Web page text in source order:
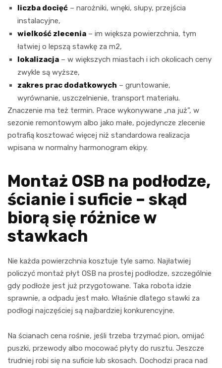
liczba docięć – narożniki, wnęki, słupy, przejścia
instalacyjne,
wielkość zlecenia – im większa powierzchnia, tym
łatwiej o lepszą stawkę za m2,
lokalizacja – w większych miastach i ich okolicach ceny
zwykle są wyższe,
zakres prac dodatkowych – gruntowanie,
wyrównanie, uszczelnienie, transport materiału.
Znaczenie ma też termin. Prace wykonywane „na już”, w
sezonie remontowym albo jako małe, pojedyncze zlecenie
potrafią kosztować więcej niż standardowa realizacja
wpisana w normalny harmonogram ekipy.
Montaż OSB na podłodze,
ścianie i suficie – skąd
biorą się różnice w
stawkach
Nie każda powierzchnia kosztuje tyle samo. Najłatwiej
policzyć montaż płyt OSB na prostej podłodze, szczególnie
gdy podłoże jest już przygotowane. Taka robota idzie
sprawnie, a odpadu jest mało. Właśnie dlatego stawki za
podłogi najczęściej są najbardziej konkurencyjne.
Na ścianach cena rośnie, jeśli trzeba trzymać pion, omijać
puszki, przewody albo mocować płyty do rusztu. Jeszcze
trudniej robi się na suficie lub skosach. Dochodzi praca nad